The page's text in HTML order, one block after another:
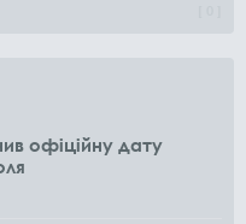
офіційну дату